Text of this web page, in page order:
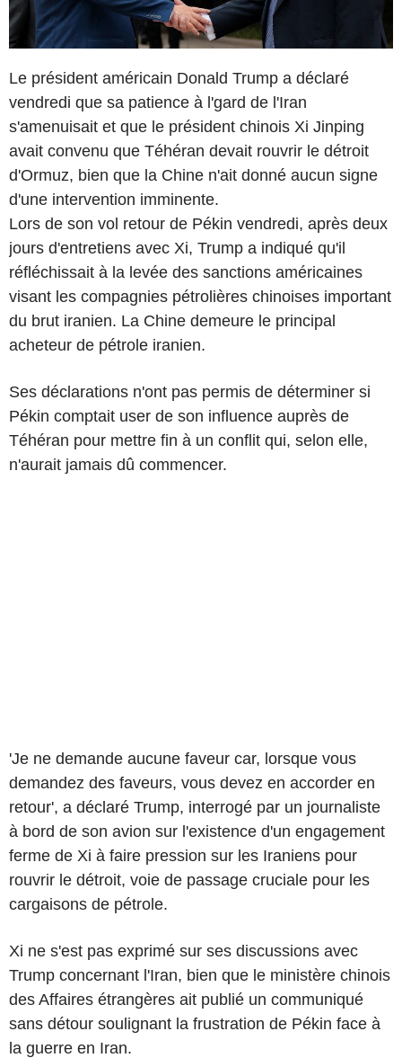
Le président américain Donald Trump a déclaré
vendredi que sa patience à l'gard de l'Iran
s'amenuisait et que le président chinois Xi Jinping
avait convenu que Téhéran devait rouvrir le détroit
d'Ormuz, bien que la Chine n'ait donné aucun signe
d'une intervention imminente.
Lors de son vol retour de Pékin vendredi, après deux
jours d'entretiens avec Xi, Trump a indiqué qu'il
réfléchissait à la levée des sanctions américaines
visant les compagnies pétrolières chinoises important
du brut iranien. La Chine demeure le principal
acheteur de pétrole iranien.
Ses déclarations n'ont pas permis de déterminer si
Pékin comptait user de son influence auprès de
Téhéran pour mettre fin à un conflit qui, selon elle,
n'aurait jamais dû commencer.
'Je ne demande aucune faveur car, lorsque vous
demandez des faveurs, vous devez en accorder en
retour', a déclaré Trump, interrogé par un journaliste
à bord de son avion sur l'existence d'un engagement
ferme de Xi à faire pression sur les Iraniens pour
rouvrir le détroit, voie de passage cruciale pour les
cargaisons de pétrole.
Xi ne s'est pas exprimé sur ses discussions avec
Trump concernant l'Iran, bien que le ministère chinois
des Affaires étrangères ait publié un communiqué
sans détour soulignant la frustration de Pékin face à
la guerre en Iran.